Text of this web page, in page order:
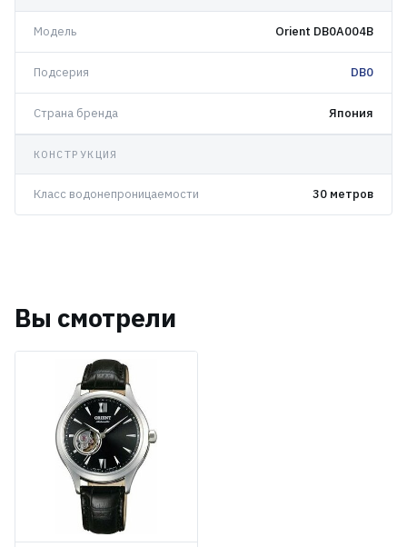
Модель Orient DB0A004B
Подсерия DB0
Страна бренда Япония
КОНСТРУКЦИЯ
Класс водонепроницаемости 30 метров
Вы смотрели